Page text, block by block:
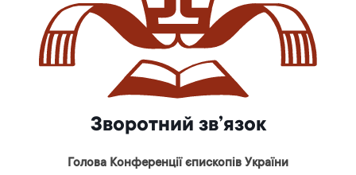
Зворотний зв’язок
Голова Конференції єпископів України